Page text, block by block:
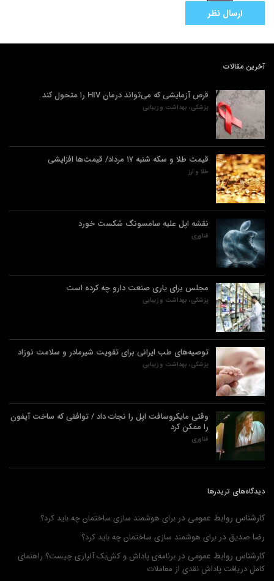
آخرین مقالات
قرص آزمایشی که می‌تواند درمان HIV را متحول کند
پزشکی، بهداشت و زیبایی
قیمت طلا و سکه شنبه ۱۷ مرداد/ قیمت‌ها افزایشی
طلا و ارز
نقشه اپل علیه سامسونگ شکست خورد
فناوری
مجلس برای یاری صنعت دارو چه کرده است
پزشکی، بهداشت و زیبایی
توصیه‌های طب ایرانی برای تقویت شیرمادر و سلامت نوزاد
پزشکی، بهداشت و زیبایی
وقتی مایکروسافت اپل را نجات داد / توافقی که ساخت آیفون
را ممکن کرد
فناوری
دیدگاه‌های تریدرها
کارشناس روابط عمومی در برای هوشمند سازی ساختمان چه باید کرد؟
رضا صدیق در برای هوشمند سازی ساختمان چه باید کرد؟
کارشناس روابط عمومی در برنامه‌ی پاداش و کش‌بک آلپاری چیست؟ راهنمای
کامل دریافت پاداش نقدی از معاملات